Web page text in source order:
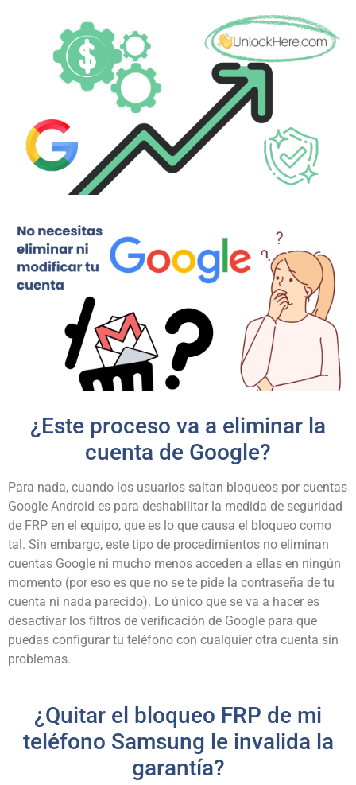
¿Este proceso va a eliminar la
cuenta de Google?
Para nada, cuando los usuarios saltan bloqueos por cuentas
Google Android es para deshabilitar la medida de seguridad
de FRP en el equipo, que es lo que causa el bloqueo como
tal. Sin embargo, este tipo de procedimientos no eliminan
cuentas Google ni mucho menos acceden a ellas en ningún
momento (por eso es que no se te pide la contraseña de tu
cuenta ni nada parecido). Lo único que se va a hacer es
desactivar los filtros de verificación de Google para que
puedas configurar tu teléfono con cualquier otra cuenta sin
problemas.
¿Quitar el bloqueo FRP de mi
teléfono Samsung le invalida la
garantía?